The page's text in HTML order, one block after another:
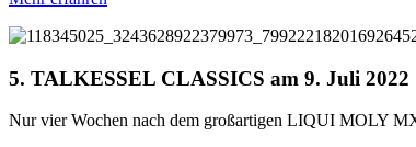
5. TALKESSEL CLASSICS am 9. Juli 2022
Nur vier Wochen nach dem großartigen LIQUI MOLY